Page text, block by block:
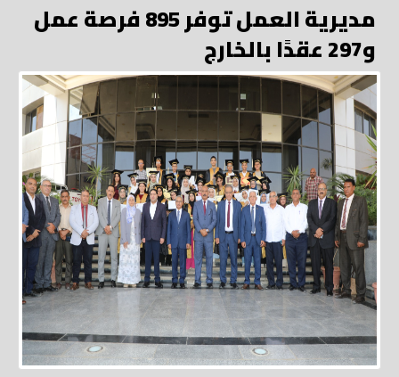
مديرية العمل توفر 895 فرصة عمل
و297 عقدًا بالخارج